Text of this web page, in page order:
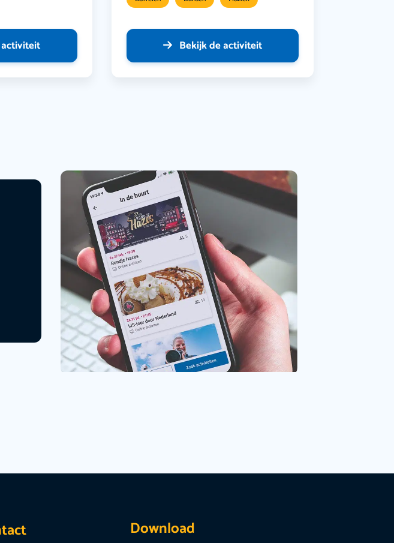
Bekijk de activiteit
Download